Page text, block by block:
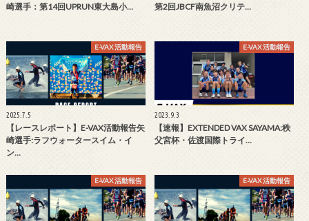
崎選手：第14回UPRUN東大島小…
第2回JBCF南魚沼クリテ…
E-VAX 活動報告
2025.7.5
【レースレポート】E-VAX活動報告矢
崎選手:ラフウォータースイム・イ
ン…
E-VAX 活動報告
2023.9.3
【速報】EXTENDED VAX SAYAMA:秩
父宮杯・佐渡国際トライ…
E-VAX 活動報告 E-VAX 活動報告